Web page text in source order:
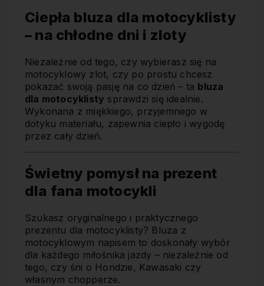
Ciepła bluza dla motocyklisty
– na chłodne dni i zloty
Niezależnie od tego, czy wybierasz się na
motocyklowy zlot, czy po prostu chcesz
pokazać swoją pasję na co dzień – ta bluza
dla motocyklisty sprawdzi się idealnie.
Wykonana z miękkiego, przyjemnego w
dotyku materiału, zapewnia ciepło i wygodę
przez cały dzień.
Świetny pomysł na prezent
dla fana motocykli
Szukasz oryginalnego i praktycznego
prezentu dla motocyklisty? Bluza z
motocyklowym napisem to doskonały wybór
dla każdego miłośnika jazdy – niezależnie od
tego, czy śni o Hondzie, Kawasaki czy
własnym chopperze.